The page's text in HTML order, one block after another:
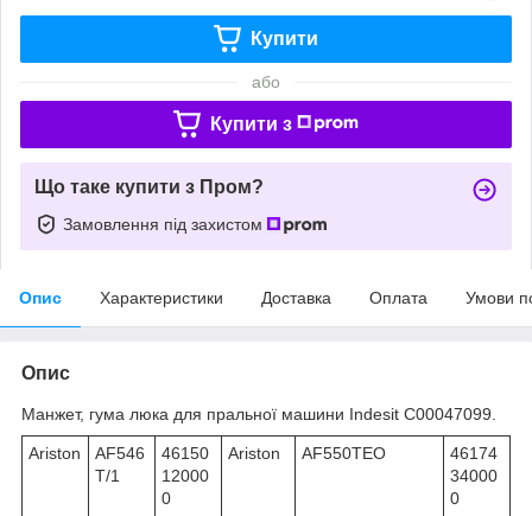
Купити
або
Купити з
Що таке купити з Пром?
Замовлення під захистом
Опис Характеристики Доставка Оплата Умови
Опис
Манжет, гума люка для пральної машини Indesit C00047099.
Ariston
AF546
T/1
46150
12000
0
Ariston AF550TEO
46174
34000
0